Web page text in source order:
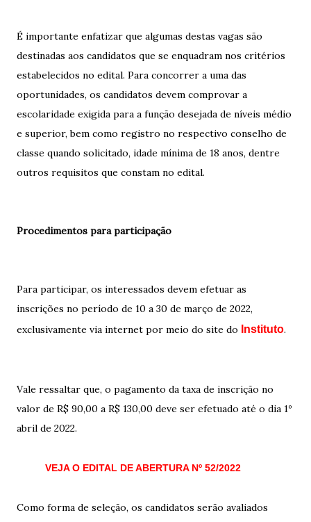
É importante enfatizar que algumas destas vagas são
destinadas aos candidatos que se enquadram nos critérios
estabelecidos no edital. Para concorrer a uma das
oportunidades, os candidatos devem comprovar a
escolaridade exigida para a função desejada de níveis médio
e superior, bem como registro no respectivo conselho de
classe quando solicitado, idade mínima de 18 anos, dentre
outros requisitos que constam no edital.
Procedimentos para participação
Para participar, os interessados devem efetuar as
inscrições no período de 10 a 30 de março de 2022,
exclusivamente via internet por meio do site do Instituto.
Vale ressaltar que, o pagamento da taxa de inscrição no
valor de R$ 90,00 a R$ 130,00 deve ser efetuado até o dia 1º
abril de 2022.
VEJA O EDITAL DE ABERTURA Nº 52/2022
Como forma de seleção, os candidatos serão avaliados